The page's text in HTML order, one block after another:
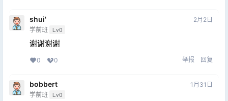
shui'
学前班 Lv0
2月2日
谢谢谢谢
0 0 举报 回复
bobbert
学前班 Lv0
1月31日